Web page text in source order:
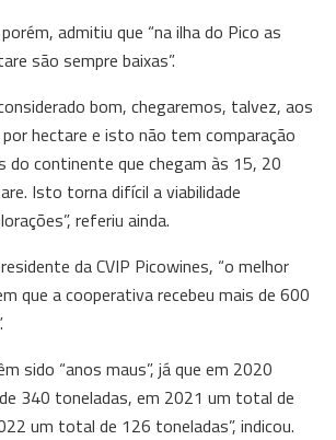
admitiu que “na ilha do Pico as
são sempre baixas”.
bom, chegaremos, talvez, aos
hectare e isto não tem comparação
do continente que chegam às 15, 20
Isto torna difícil a viabilidade
referiu ainda.
da CVIP Picowines, “o melhor
que a cooperativa recebeu mais de 600
sido “anos maus”, já que em 2020
340 toneladas, em 2021 um total de
um total de 126 toneladas”, indicou.